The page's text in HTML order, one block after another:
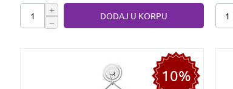
+
−
DODAJ U KORPU
10%